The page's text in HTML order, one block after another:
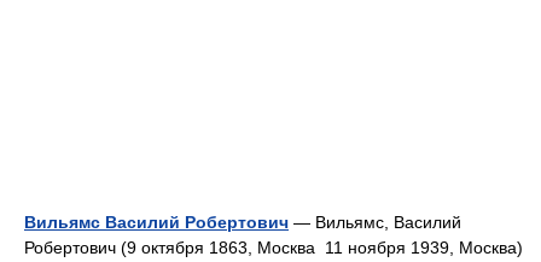
Вильямс Василий Робертович — Вильямс, Василий
Робертович (9 октября 1863, Москва 11 ноября 1939, Москва)